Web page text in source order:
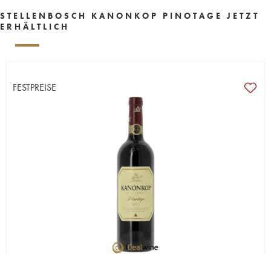
STELLENBOSCH KANONKOP PINOTAGE JETZT
ERHÄLTLICH
FESTPREISE